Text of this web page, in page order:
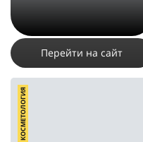
Перейти на сайт
КОСМЕТОЛОГИЯ